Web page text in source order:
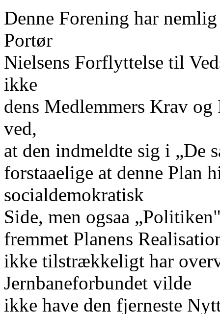
Denne Forening har
Portør
Nielsens Forflyttelse til
ikke
dens Medlemmers Krav
ved,
at den indmeldte sig i „De
forstaaelige at denne Plan
socialdemokratisk
Side, men ogsaa
fremmet Planens
ikke tilstrækkeligt har
Jernbaneforbundet vilde
ikke have den fjerneste